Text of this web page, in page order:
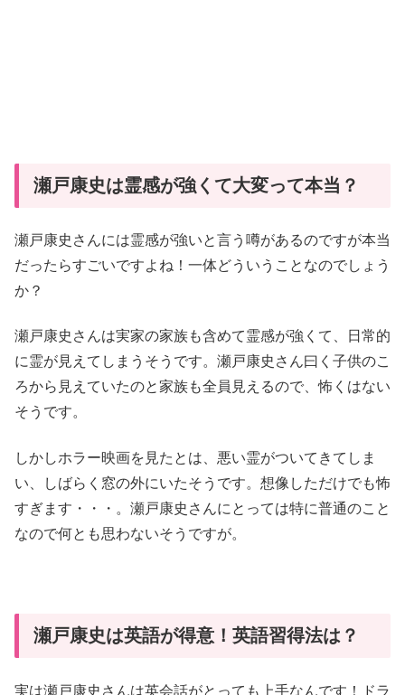
瀬戸康史は霊感が強くて大変って本当？
瀬戸康史さんには霊感が強いと言う噂があるのですが本当
だったらすごいですよね！一体どういうことなのでしょう
か？
瀬戸康史さんは実家の家族も含めて霊感が強くて、日常的
に霊が見えてしまうそうです。瀬戸康史さん曰く子供のこ
ろから見えていたのと家族も全員見えるので、怖くはない
そうです。
しかしホラー映画を見たとは、悪い霊がついてきてしま
い、しばらく窓の外にいたそうです。想像しただけでも怖
すぎます・・・。瀬戸康史さんにとっては特に普通のこと
なので何とも思わないそうですが。
瀬戸康史は英語が得意！英語習得法は？
実は瀬戸康史さんは英会話がとっても上手なんです！ドラ